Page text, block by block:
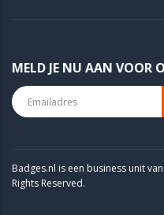
MELD JE NU AAN VOOR
Badges.nl is een business unit
Rights Reserved.